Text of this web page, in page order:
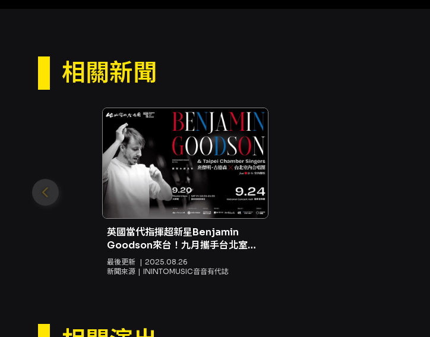
相關新聞
英國當代指揮超新星Benjamin
Goodson來台！九月攜手台北室內
合唱團共創音樂饗宴✨🎼🎶
最後更新
2025.08.26
新聞來源
ININTOMUSIC音音有代誌